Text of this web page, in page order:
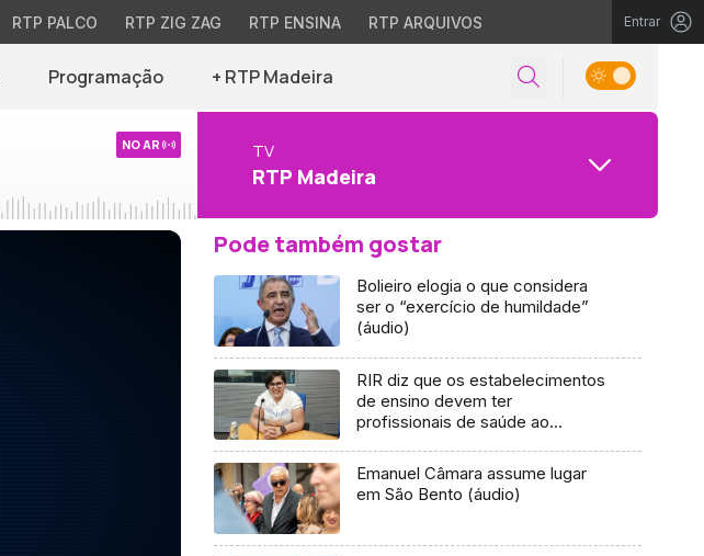
RTP PALCO RTP ZIG ZAG RTP ENSINA RTP ARQUIVOS Entrar
Programação + RTP Madeira
NO AR TV
RTP Madeira
Pode também gostar
Bolieiro elogia o que considera
ser o “exercício de humildade”
(áudio)
RIR diz que os estabelecimentos
de ensino devem ter
profissionais de saúde ao
Emanuel Câmara assume lugar
em São Bento (áudio)